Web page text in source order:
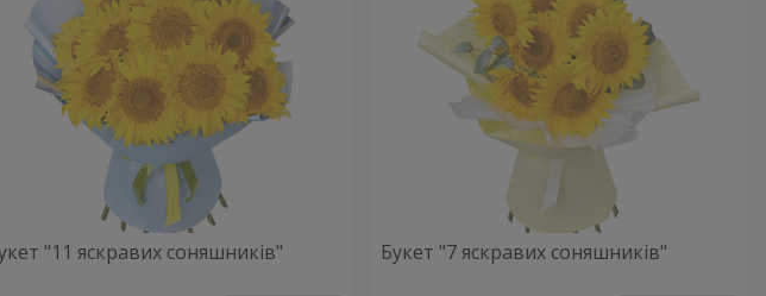
"11 яскравих соняшників" Букет "7 яскравих соняшників"